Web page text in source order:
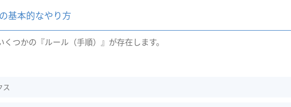
基本的なやり方
つかの『ルール（手順）』が存在します。
ス